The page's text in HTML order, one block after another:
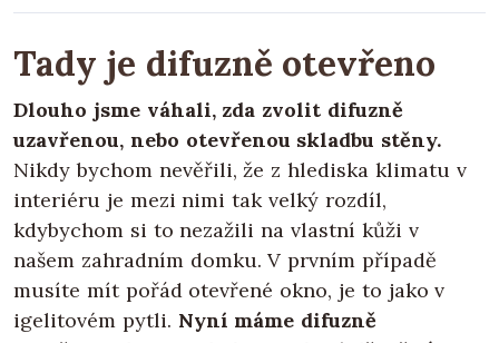
Tady je difuzně otevřeno
Dlouho jsme váhali, zda zvolit difuzně
uzavřenou, nebo otevřenou skladbu stěny.
Nikdy bychom nevěřili, že z hlediska klimatu v
interiéru je mezi nimi tak velký rozdíl,
kdybychom si to nezažili na vlastní kůži v
našem zahradním domku. V prvním případě
musíte mít pořád otevřené okno, je to jako v
igelitovém pytli. Nyní máme difuzně